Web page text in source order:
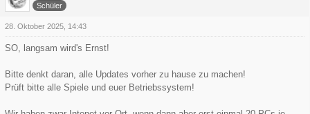
Schüler
28. Oktober 2025, 14:43
SO, langsam wird's Ernst!
Bitte denkt daran, alle Updates vorher zu hause zu machen!
Prüft bitte alle Spiele und euer Betriebssystem!